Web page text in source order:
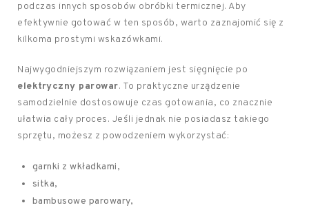
podczas innych sposobów obróbki termicznej. Aby
efektywnie gotować w ten sposób, warto zaznajomić się z
kilkoma prostymi wskazówkami.
Najwygodniejszym rozwiązaniem jest sięgnięcie po
elektryczny parowar. To praktyczne urządzenie
samodzielnie dostosowuje czas gotowania, co znacznie
ułatwia cały proces. Jeśli jednak nie posiadasz takiego
sprzętu, możesz z powodzeniem wykorzystać:
garnki z wkładkami,
sitka,
bambusowe parowary,